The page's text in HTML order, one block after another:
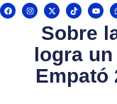
F
a
c
I
n
s
m
X
-
t
w
i
t
e
T
i
k
t
o
Y
o
u
t
u
e
Sobre
logra
Empató